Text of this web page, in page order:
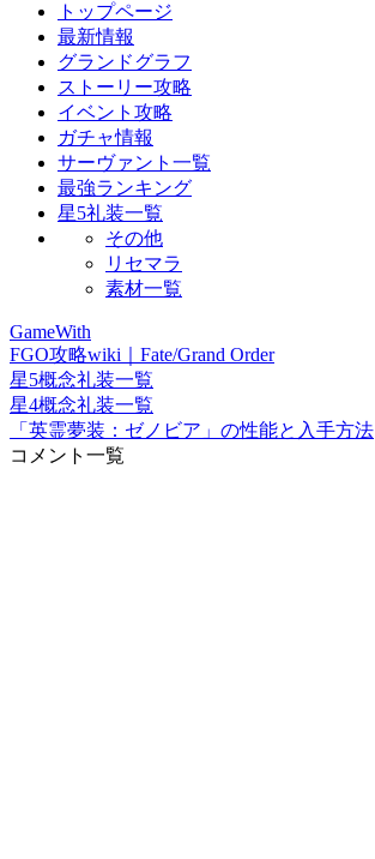
トップページ
最新情報
グランドグラフ
ストーリー攻略
イベント攻略
ガチャ情報
サーヴァント一覧
最強ランキング
星5礼装一覧
その他
リセマラ
素材一覧
GameWith
FGO攻略wiki｜Fate/Grand Order
星5概念礼装一覧
星4概念礼装一覧
「英霊夢装：ゼノビア」の性能と入手方法
コメント一覧